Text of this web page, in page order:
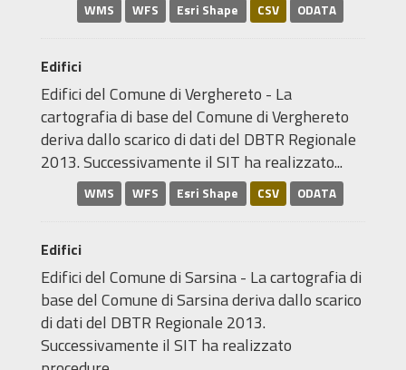
WMS WFS Esri Shape CSV ODATA
Edifici
Edifici del Comune di Verghereto - La
cartografia di base del Comune di Verghereto
deriva dallo scarico di dati del DBTR Regionale
2013. Successivamente il SIT ha realizzato...
WMS WFS Esri Shape CSV ODATA
Edifici
Edifici del Comune di Sarsina - La cartografia di
base del Comune di Sarsina deriva dallo scarico
di dati del DBTR Regionale 2013.
Successivamente il SIT ha realizzato